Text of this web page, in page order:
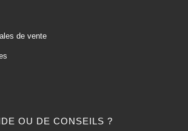
OU DE CONSEILS ?
de vente